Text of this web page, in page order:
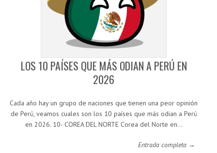
LOS 10 PAÍSES QUE MÁS ODIAN A PERÚ EN
2026
Cada año hay un grupo de naciones que tienen una peor opinión
de Perú, veamos cuales son los 10 países que más odian a Perú
en 2026. 10- COREA DEL NORTE Corea del Norte en…
Entrada completa →